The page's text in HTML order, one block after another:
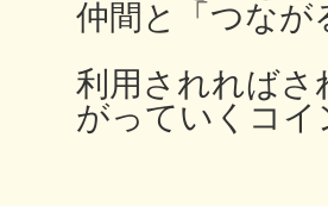
仲間と「つなが
利用されればさ
がっていくコイ